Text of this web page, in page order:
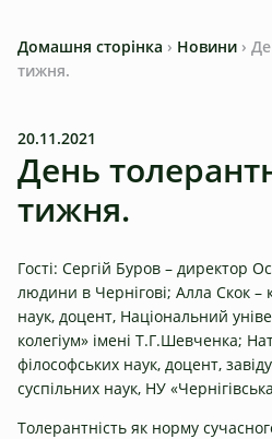
Домашня сторінка › Новини ›
тижня.
20.11.2021
День
тижня.
Гості: Сергій Буров – директор
людини в Чернігові; Алла Скок –
наук, доцент, Національний
колегіум» імені Т.Г.Шевченка;
філософських наук, доцент,
суспільних наук, НУ
Толерантність як норму